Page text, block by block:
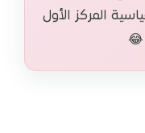
المركز الأول
😂